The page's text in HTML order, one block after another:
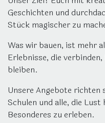
Geschichten und
Stück magischer zu
Was wir bauen, ist mehr
Erlebnisse, die
bleiben.
Unsere Angebote richten
Schulen und alle, die Lust
Besonderes zu erleben.